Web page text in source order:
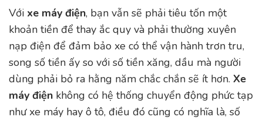
Với xe máy điện, bạn vẫn sẽ phải tiêu tốn một
khoản tiền để thay ắc quy và phải thường xuyên
nạp điện để đảm bảo xe có thể vận hành trơn tru,
song số tiền ấy so với số tiền xăng, dầu mà người
dùng phải bỏ ra hằng năm chắc chắn sẽ ít hơn. Xe
máy điện không có hệ thống chuyển động phức tạp
như xe máy hay ô tô, điều đó cũng có nghĩa là, số